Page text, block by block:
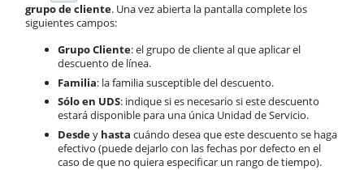
grupo de cliente. Una vez abierta la pantalla complete los
siguientes campos:
Grupo Cliente: el grupo de cliente al que aplicar el
descuento de línea.
Familia: la familia susceptible del descuento.
Sólo en UDS: indique si es necesario si este descuento
estará disponible para una única Unidad de Servicio.
Desdey hasta cuándo desea que este descuento se haga
efectivo (puede dejarlo con las fechas por defecto en el
caso de que no quiera especificar un rango de tiempo).